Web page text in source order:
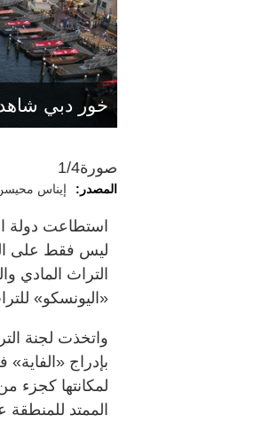
خور دبي شاهد
الأفلاج تُعدّ
إدراج
خطواته
صورة1/4
المصدر: إيناس
استطاعت دولة
ليس فقط على
التراث المادي
«اليونسكو»
بإدراج
لمكانتها كجزء
الممتد للمنطقة